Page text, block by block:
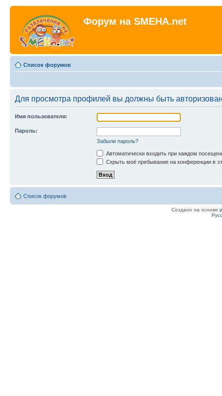
Форум на SMEHA.net
Список форумов
Для просмотра профилей вы должны быть
Имя пользователя:
Пароль:
Забыли пароль?
Автоматически входить при каждом
Скрыть моё пребывание на конференции в
Список форумов
Создано на основе